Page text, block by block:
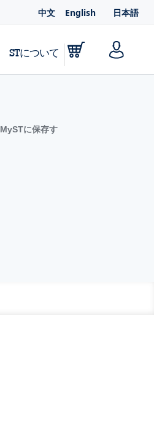
中文 English 日本語
STについて
MySTに保存す